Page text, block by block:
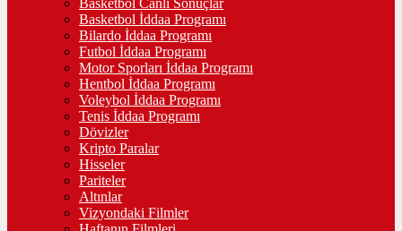
Basketbol Canlı Sonuçlar
Basketbol İddaa Programı
Bilardo İddaa Programı
Futbol İddaa Programı
Motor Sporları İddaa Programı
Hentbol İddaa Programı
Voleybol İddaa Programı
Tenis İddaa Programı
Dövizler
Kripto Paralar
Hisseler
Pariteler
Altınlar
Vizyondaki Filmler